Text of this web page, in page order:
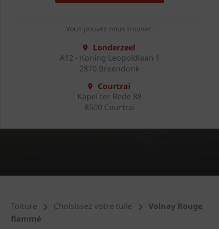
Vous pouvez nous trouver:
Londerzeel
A12 - Koning Leopoldlaan 1
2870 Breendonk
Courtrai
Kapel ter Bede 88
8500 Courtrai
Toiture Choisissez votre tuile
Volnay Rouge
flammé